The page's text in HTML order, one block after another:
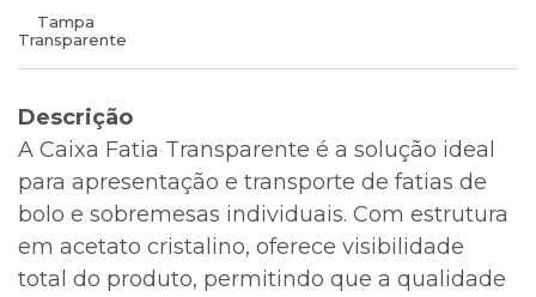
Tampa
Transparente
Descrição
A Caixa Fatia Transparente é a solução ideal
para apresentação e transporte de fatias de
bolo e sobremesas individuais. Com estrutura
em acetato cristalino, oferece visibilidade
total do produto, permitindo que a qualidade